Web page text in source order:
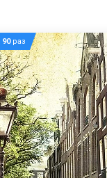
90раз